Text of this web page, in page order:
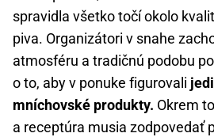
spravidla všetko točí okolo
piva. Organizátori v snahe
atmosféru a tradičnú podobu
o to, aby v ponuke figurovali
mníchovské produkty. Okrem
a receptúra musia zodpovedať